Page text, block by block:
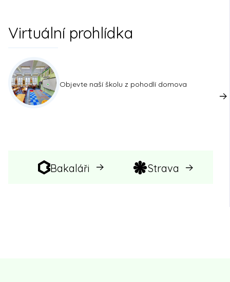
Virtuální prohlídka
Objevte naší školu z pohodlí domova
Bakaláři Strava